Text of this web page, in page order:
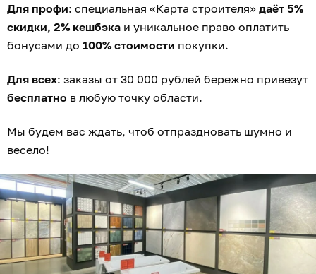
Для профи: специальная «Карта строителя» даёт 5%
скидки, 2% кешбэка и уникальное право оплатить
бонусами до 100% стоимости покупки.
Для всех: заказы от 30 000 рублей бережно привезут
бесплатно в любую точку области.
Мы будем вас ждать, чтоб отпраздновать шумно и
весело!